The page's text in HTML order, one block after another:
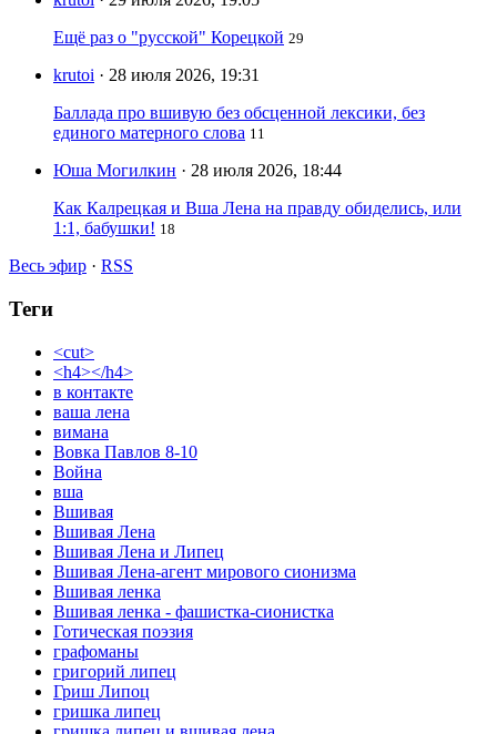
Ещё раз о "русской" Корецкой 29
krutoi · 28 июля 2026, 19:31
Баллада про вшивую без обсценной лексики, без
единого матерного слова 11
Юша Могилкин · 28 июля 2026, 18:44
Как Калрецкая и Вша Лена на правду обиделись, или
1:1, бабушки! 18
Весь эфир · RSS
Теги
<cut>
<h4></h4>
в контакте
ваша лена
вимана
Вовка Павлов 8-10
Война
вша
Вшивая
Вшивая Лена
Вшивая Лена и Липец
Вшивая Лена-агент мирового сионизма
Вшивая ленка
Вшивая ленка - фашистка-сионистка
Готическая поэзия
графоманы
григорий липец
Гриш Липоц
гришка липец